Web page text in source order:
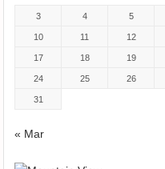
3 4 5
10 11 12
17 18 19
24 25 26
31
« Mar